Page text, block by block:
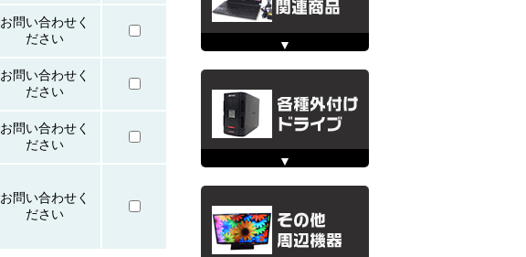
お問い合わせく
ださい
お問い合わせく
ださい
お問い合わせく
ださい
お問い合わせく
ださい